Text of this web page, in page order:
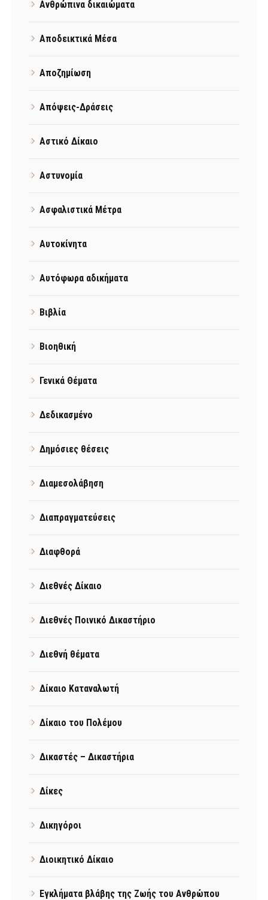
Ανθρώπινα δικαιώματα
Αποδεικτικά Μέσα
Αποζημίωση
Απόψεις-Δράσεις
Αστικό Δίκαιο
Αστυνομία
Ασφαλιστικά Μέτρα
Αυτοκίνητα
Αυτόφωρα αδικήματα
Βιβλία
Βιοηθική
Γενικά Θέματα
Δεδικασμένο
Δημόσιες θέσεις
Διαμεσολάβηση
Διαπραγματεύσεις
Διαφθορά
Διεθνές Δίκαιο
Διεθνές Ποινικό Δικαστήριο
Διεθνή θέματα
Δίκαιο Καταναλωτή
Δίκαιο του Πολέμου
Δικαστές – Δικαστήρια
Δίκες
Δικηγόροι
Διοικητικό Δίκαιο
Εγκλήματα βλάβης της Ζωής του Ανθρώπου